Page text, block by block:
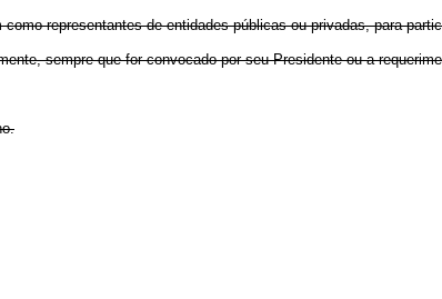
representantes de entidades públicas ou privadas, para
sempre que for convocado por seu Presidente ou a